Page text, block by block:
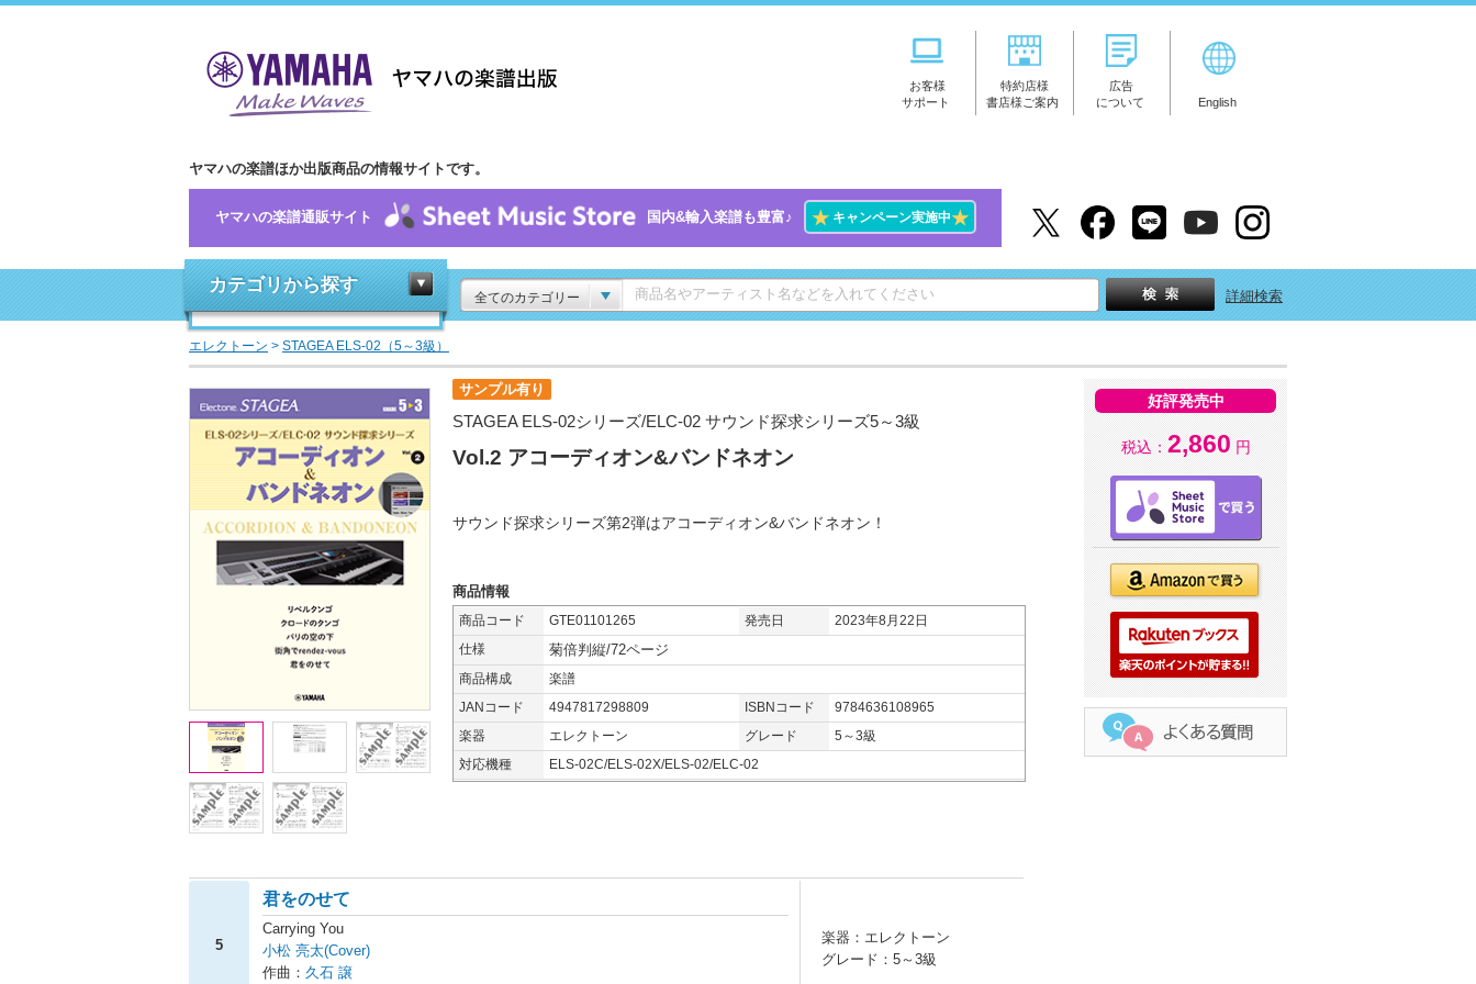
お客様
サポート
特約店様
書店様ご案内
広告
について
English
ヤマハの楽譜ほか出版商品の情報サイトです。
ヤマハの楽譜通販サイト 国内&輸入楽譜も豊富♪ ★キャンペーン実施中★
カテゴリから探す
全てのカテゴリー 詳細検索
エレクトーン > STAGEA ELS-02（5～3級）
サンプル有り
STAGEA ELS-02シリーズ/ELC-02 サウンド探求シリーズ5～3級
Vol.2 アコーディオン&バンドネオン
サウンド探求シリーズ第2弾はアコーディオン&バンドネオン！
商品情報
商品コード GTE01101265 発売日
2023年8月22日
仕様
菊倍判縦/72ページ
商品構成
楽譜
JANコード
4947817298809 ISBNコード
9784636108965
楽器
エレクトーン グレード
5～3級
対応機種
ELS-02C/ELS-02X/ELS-02/ELC-02
5
君をのせて
Carrying You
小松 亮太(Cover)
作曲： 久石 譲
楽器：エレクトーン
グレード：5～3級
好評発売中
税込： 2,860 円